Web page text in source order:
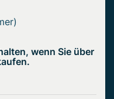
wenn Sie über